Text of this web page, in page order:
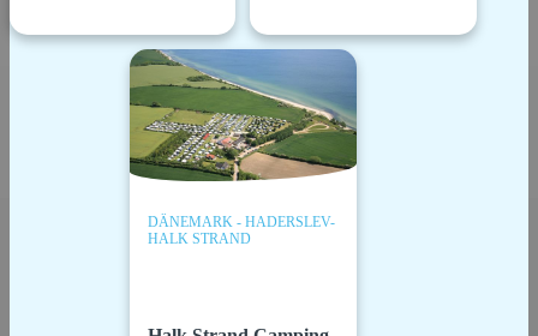
DÄNEMARK - HADERSLEV-
HALK STRAND